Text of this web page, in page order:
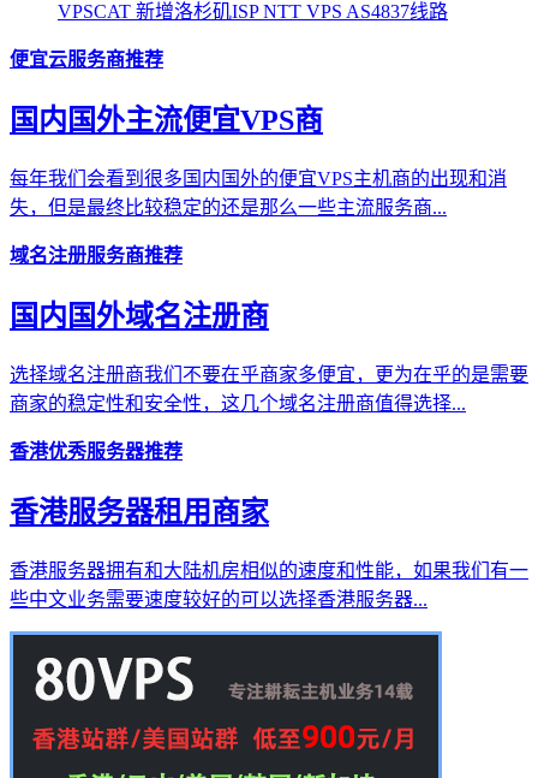
VPSCAT 新增洛杉矶ISP NTT VPS AS4837线路
便宜云服务商推荐
国内国外主流便宜VPS商
每年我们会看到很多国内国外的便宜VPS主机商的出现和消
失，但是最终比较稳定的还是那么一些主流服务商...
域名注册服务商推荐
国内国外域名注册商
选择域名注册商我们不要在乎商家多便宜，更为在乎的是需要
商家的稳定性和安全性，这几个域名注册商值得选择...
香港优秀服务器推荐
香港服务器租用商家
香港服务器拥有和大陆机房相似的速度和性能，如果我们有一
些中文业务需要速度较好的可以选择香港服务器...